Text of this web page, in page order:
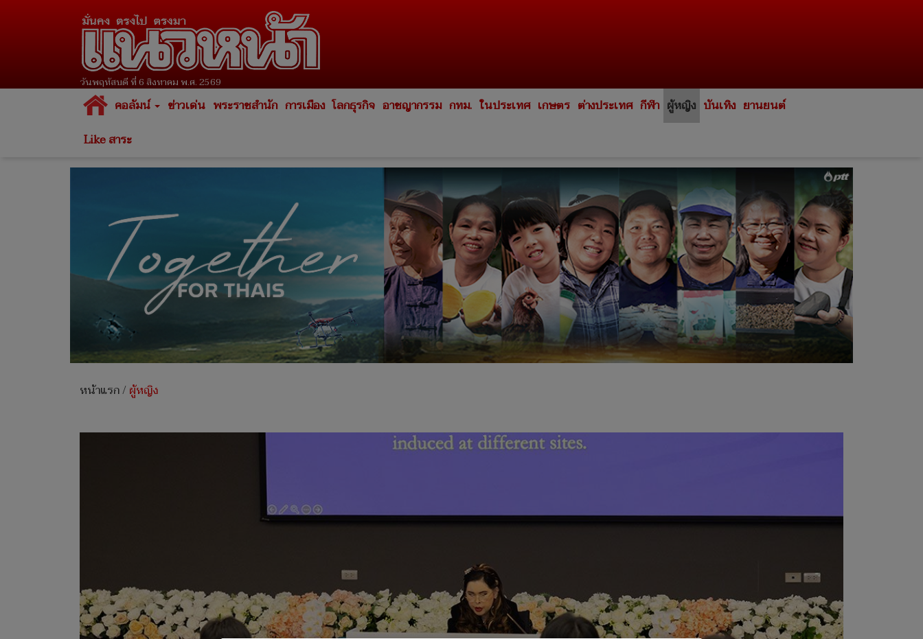
วันพฤหัสบดี ที่ 6 สิงหาคม พ.ศ. 2569
คอลัมน์ ข่าวเด่น พระราชสำนัก การเมือง โลกธุรกิจ อาชญากรรม กทม. ในประเทศ เกษตร ต่างประเทศ กีฬา ผู้หญิง บันเทิง ยานยนต์
Like สาระ
หน้าแรก/ผู้หญิง